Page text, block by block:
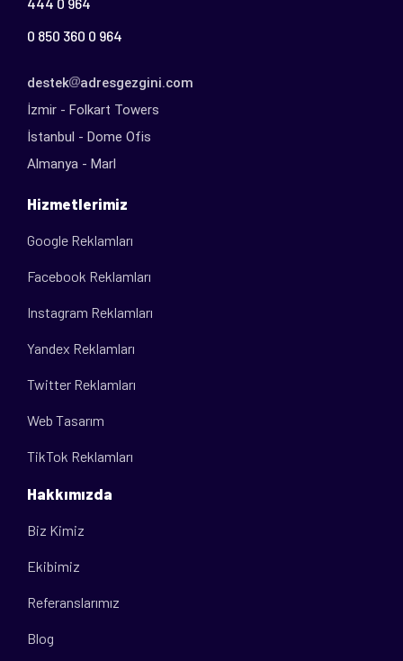
0 850 360 0 964
destek
adresgezgini.com
İzmir - Folkart Towers
İstanbul - Dome Ofis
Almanya - Marl
Hizmetlerimiz
Google Reklamları
Facebook Reklamları
Instagram Reklamları
Yandex Reklamları
Twitter Reklamları
Web Tasarım
TikTok Reklamları
Hakkımızda
Biz Kimiz
Ekibimiz
Referanslarımız
Blog